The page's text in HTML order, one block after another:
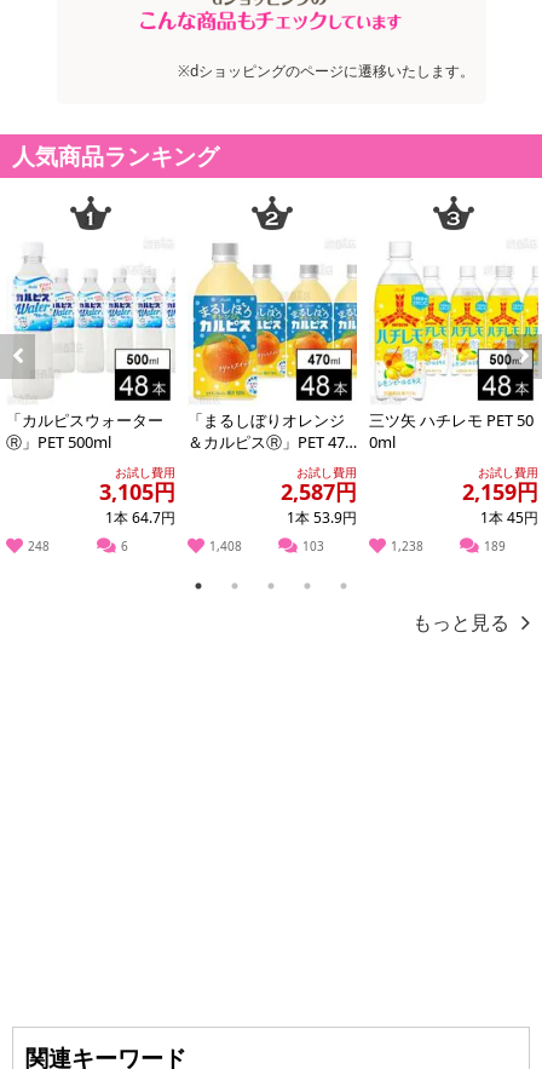
合がございます。
によるお申込み後のキャンセル・返品交換は対応いたしかねます。
※お支払い方法は、電話料金合算払い、クレジットカード払い、dポ
イントがご利用いただけます。
【発送・お届け・商品について】
※お申込み頂きました商品の同梱、お届けの日時指定はいたしかね
ます。
※お客様のご都合でお受取りいただけない場合、商品の再発送や返
金はいたしかねます。
また、お届け日時のご指定は、お受けできません。宅配業者からの
不在票にてご対応ください。
※発送予定日は前後する場合がございます。また商品によって発送
※dショッピングサンプル百貨店よりお届けする商品は、ご利用いた
だいた後のご感想をいただくことを目的としており、転売等は固く
禁じます。
※dショッピングのページに遷移いたします。
人気商品ランキング
Previous
「カルピスウォーター
Ⓡ」PET 500ml
お試し費用
3,105円
1本 64.7円
248 6
「まるしぼりオレンジ
＆カルピスⓇ」PET 470
お試し費用
2,587円
1本 53.9円
1,408 103
三ツ矢 ハチレモ PET 50
0ml
お試し費用
2,159円
1本 45円
1,238 189
Next
1 2 3 4 5
もっと見る
関連キーワード